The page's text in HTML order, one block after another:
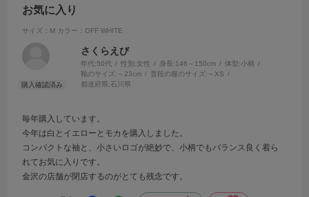
お気に入り
サイズ：M カラー：OFF WHITE
さくらえび
年代:50代 性別:女性 身長:146～150cm 体型:小柄
靴のサイズ: ～23cm 普段の服のサイズ: ～XS
都道府県:石川県
毎年購入しています。
今年は白とイエローとモカを購入しました。
コンパクトな袖と、小さいロゴが絶妙で、小柄でもバランス良く着ら
れてお気に入りです。
金沢の店舗が閉店するのがとても残念です。